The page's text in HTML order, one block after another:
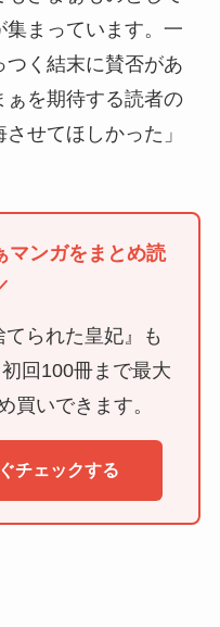
集まっています。一
く結末に賛否があ
ぁを期待する読者の
せてほしかった」
マンガをまとめ読
てられた皇妃』も
回100冊まで最大
買いできます。
チェックする